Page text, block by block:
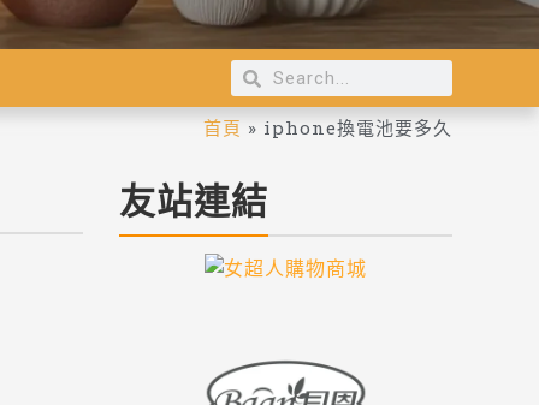
首頁 » iphone換電池要多久
友站連結